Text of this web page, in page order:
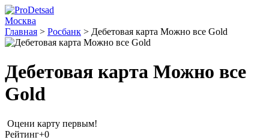
Москва
Главная > Росбанк > Дебетовая карта Можно все Gold
Дебетовая карта Можно все
Gold
Оцени карту первым!
Рейтинг+0